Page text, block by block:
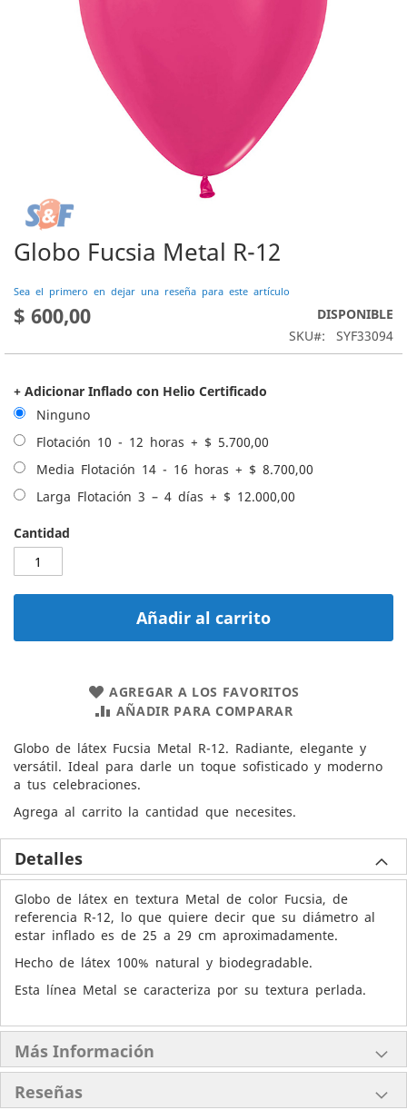
Globo Fucsia Metal R-12
Sea el primero en dejar una reseña para este artículo
$ 600,00 DISPONIBLE
SKU SYF33094
+ Adicionar Inflado con Helio Certificado
Ninguno
Flotación 10 - 12 horas + $ 5.700,00
Media Flotación 14 - 16 horas + $ 8.700,00
Larga Flotación 3 – 4 días + $ 12.000,00
Cantidad
Añadir al carrito
AGREGAR A LOS FAVORITOS
AÑADIR PARA COMPARAR
Globo de látex Fucsia Metal R-12. Radiante, elegante y
versátil. Ideal para darle un toque sofisticado y moderno
a tus celebraciones.
Agrega al carrito la cantidad que necesites.
Saltar
la
de
Detalles
Globo de látex en textura Metal de color Fucsia, de
referencia R-12, lo que quiere decir que su diámetro al
estar inflado es de 25 a 29 cm aproximadamente.
Hecho de látex 100% natural y biodegradable.
Esta línea Metal se caracteriza por su textura perlada.
Más Información
Reseñas